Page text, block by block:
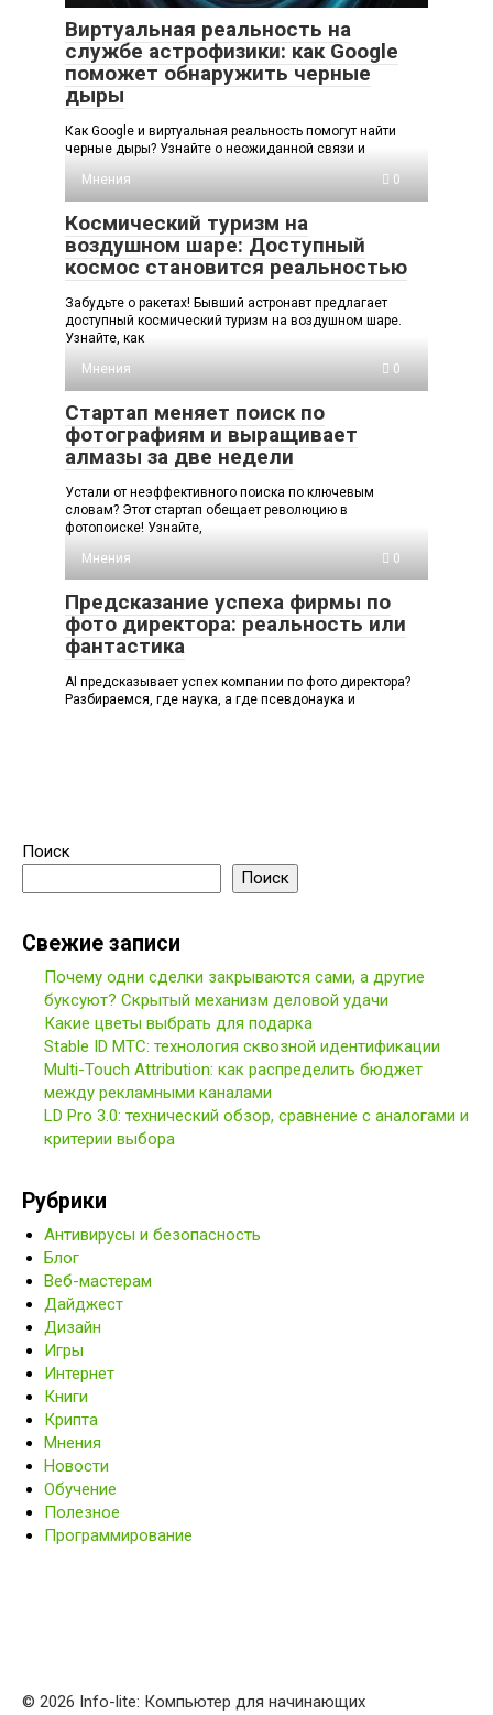
Виртуальная реальность на
службе астрофизики: как Google
поможет обнаружить черные
дыры
Как Google и виртуальная реальность помогут найти
черные дыры? Узнайте о неожиданной связи и
Мнения
0
Космический туризм на
воздушном шаре: Доступный
космос становится реальностью
Забудьте о ракетах! Бывший астронавт предлагает
доступный космический туризм на воздушном шаре.
Узнайте, как
Мнения
0
Стартап меняет поиск по
фотографиям и выращивает
алмазы за две недели
Устали от неэффективного поиска по ключевым
словам? Этот стартап обещает революцию в
фотопоиске! Узнайте,
Мнения
0
Предсказание успеха фирмы по
фото директора: реальность или
фантастика
AI предсказывает успех компании по фото директора?
Разбираемся, где наука, а где псевдонаука и
Поиск
Поиск
Свежие записи
Почему одни сделки закрываются сами, а другие
буксуют? Скрытый механизм деловой удачи
Какие цветы выбрать для подарка
Stable ID МТС: технология сквозной идентификации
Multi-Touch Attribution: как распределить бюджет
между рекламными каналами
LD Pro 3.0: технический обзор, сравнение с аналогами и
критерии выбора
Рубрики
Антивирусы и безопасность
Блог
Веб-мастерам
Дайджест
Дизайн
Игры
Интернет
Книги
Крипта
Мнения
Новости
Обучение
Полезное
Программирование
© 2026 Info-lite: Компьютер для начинающих